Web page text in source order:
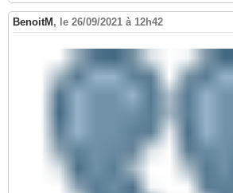
BenoitM , le 26/09/2021 à 12h42